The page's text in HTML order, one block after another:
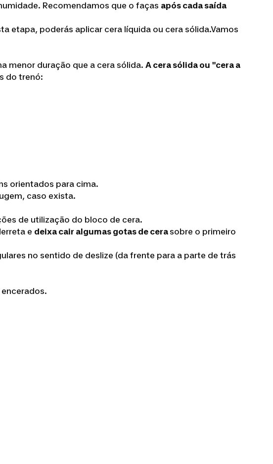
Recomendamos que o faças após cada saída
etapa, poderás aplicar cera líquida ou cera sólida.Vamos
menor duração que a cera sólida. A cera sólida ou "cera a
do trenó:
orientados para cima.
caso exista.
de utilização do bloco de cera.
e deixa cair algumas gotas de cerasobre o primeiro
no sentido de deslize (da frente para a parte de trás